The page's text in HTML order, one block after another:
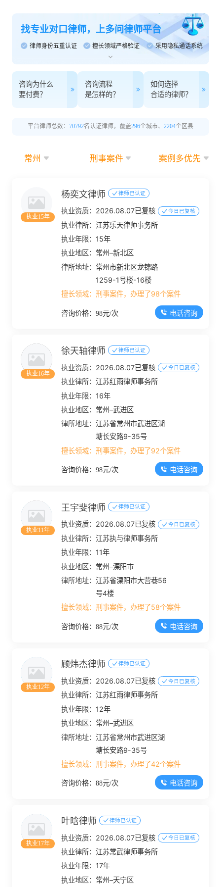
找专业对口律师，上多问律师平台
律师身份五重认证 擅长领域严格验证 采用隐私通话系统
咨询为什么
要付费？
咨询流程
是怎样的？
如何选择
合适的律师？
平台律师总数： 70792名认证律师，覆盖296个城市、 2204个区县
常州 刑事案件 案例多优先
执业15年
杨奕文律师 律师已认证
执业资质： 2026.08.07已复核 今日已复核
执业律所：江苏乐天律师事务所
执业年限： 15年
执业地区： 常州–新北区
律所地址： 常州市新北区龙锦路
1259-1号楼-16楼
擅长领域：刑事案件，办理了98个案件
咨询价格：98元/次 电话咨询
执业16年
徐天轴律师 律师已认证
执业资质： 2026.08.07已复核 今日已复核
执业律所：江苏红雨律师事务所
执业年限： 16年
执业地区： 常州–武进区
律所地址：江苏省常州市武进区湖
塘长安路9-35号
擅长领域：刑事案件，办理了92个案件
咨询价格：98元/次 电话咨询
执业11年
王宇斐律师 律师已认证
执业资质： 2026.08.07已复核 今日已复核
执业律所：江苏执与律师事务所
执业年限： 11年
执业地区： 常州–溧阳市
律所地址：江苏省溧阳市大营巷56
号4楼
擅长领域：刑事案件，办理了58个案件
咨询价格：88元/次 电话咨询
执业12年
顾炜杰律师 律师已认证
执业资质： 2026.08.07已复核 今日已复核
执业律所：江苏红雨律师事务所
执业年限： 12年
执业地区： 常州–武进区
律所地址：江苏省常州市武进区湖
塘长安路9-35号
擅长领域：刑事案件，办理了42个案件
咨询价格：88元/次 电话咨询
执业17年
叶晗律师 律师已认证
执业资质： 2026.08.07已复核 今日已复核
执业律所：江苏常武律师事务所
执业年限： 17年
执业地区： 常州–天宁区